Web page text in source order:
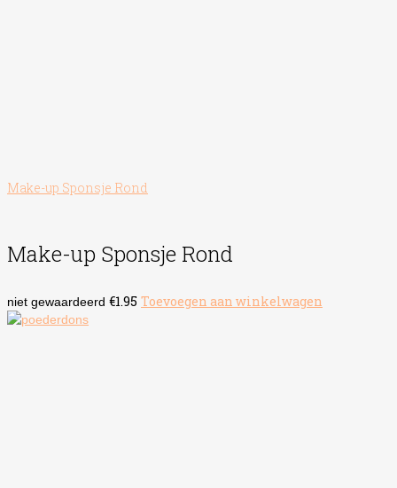
Make-up Sponsje Rond
Make-up Sponsje Rond
niet gewaardeerd €1.95 Toevoegen aan winkelwagen